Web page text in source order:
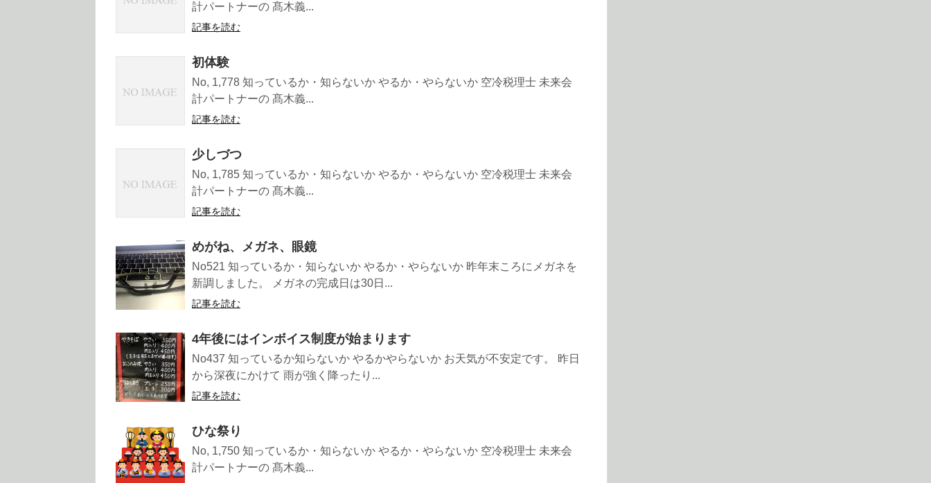
計パートナーの 髙木義...
記事を読む
初体験
No, 1,778 知っているか・知らないか やるか・やらないか 空冷税理士 未来会
計パートナーの 髙木義...
記事を読む
少しづつ
No, 1,785 知っているか・知らないか やるか・やらないか 空冷税理士 未来会
計パートナーの 髙木義...
記事を読む
めがね、メガネ、眼鏡
No521 知っているか・知らないか やるか・やらないか 昨年末ころにメガネを
新調しました。 メガネの完成日は30日...
記事を読む
4年後にはインボイス制度が始まります
No437 知っているか知らないか やるかやらないか お天気が不安定です。 昨日
から深夜にかけて 雨が強く降ったり...
記事を読む
ひな祭り
No, 1,750 知っているか・知らないか やるか・やらないか 空冷税理士 未来会
計パートナーの 髙木義...